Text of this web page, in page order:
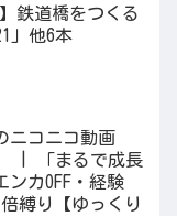
鉄道橋をつくる
」他6本
ニコニコ動画
| 「まるで成長
カOFF・経験
縛り【ゆっくり